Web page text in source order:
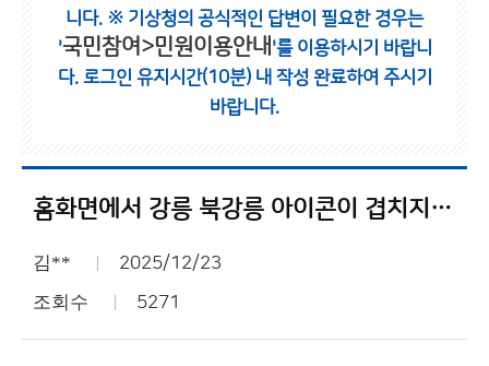
니다. ※ 기상청의 공식적인 답변이 필요한 경우는
'국민참여>민원이용안내 '를 이용하시기 바랍니
다. 로그인 유지시간(10분) 내 작성 완료하여 주시기
바랍니다.
홈화면에서 강릉 북강릉 아이콘이 겹치지 않게 해주세
김** 2025/12/23
조회수 5271